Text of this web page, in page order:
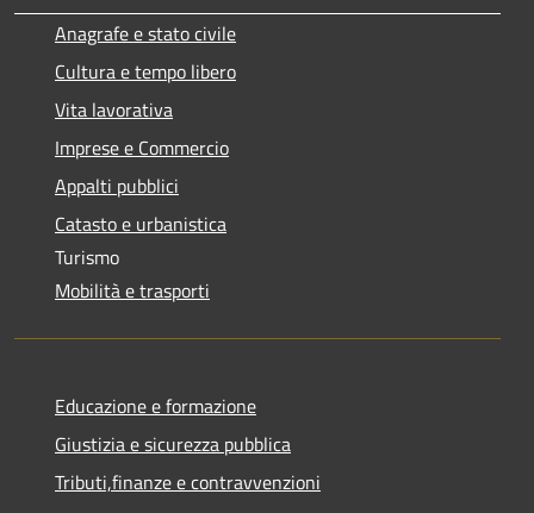
Anagrafe e stato civile
Cultura e tempo libero
Vita lavorativa
Imprese e Commercio
Appalti pubblici
Catasto e urbanistica
Turismo
Mobilità e trasporti
Educazione e formazione
Giustizia e sicurezza pubblica
Tributi,finanze e contravvenzioni